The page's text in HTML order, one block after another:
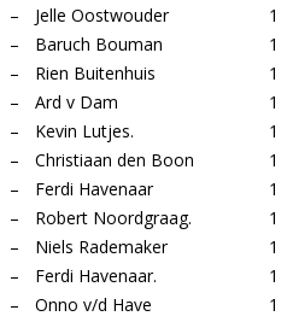
–
Jelle Oostwouder 1
–
Baruch Bouman 1
–
Rien Buitenhuis 1
–
Ard v Dam 1
–
Kevin Lutjes. 1
–
Christiaan den Boon 1
–
Ferdi Havenaar 1
–
Robert Noordgraag. 1
–
Niels Rademaker 1
–
Ferdi Havenaar. 1
–
Onno v/d Have 1